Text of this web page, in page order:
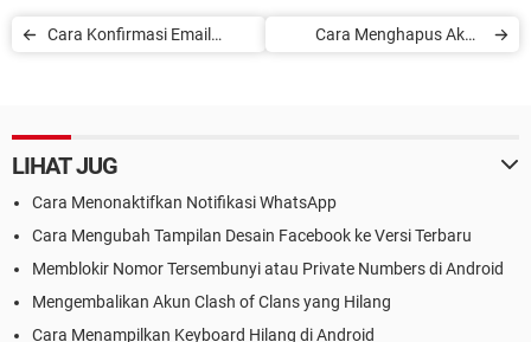
Cara Konfirmasi Email
Cara Menghapus Akun
LIHAT JUG
Cara Menonaktifkan Notifikasi WhatsApp
Cara Mengubah Tampilan Desain Facebook ke Versi Terbaru
Memblokir Nomor Tersembunyi atau Private Numbers di Android
Mengembalikan Akun Clash of Clans yang Hilang
Cara Menampilkan Keyboard Hilang di Android